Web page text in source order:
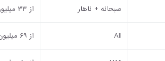
صبحانه + ناهار از ۳۳ میلیون تومان
All از ۶۹ میلیون تومان